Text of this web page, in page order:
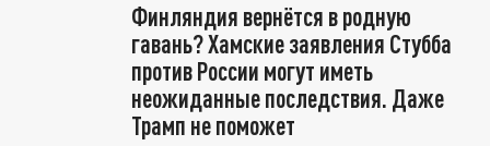
Финляндия вернётся в родную
гавань? Хамские заявления Стубба
против России могут иметь
неожиданные последствия. Даже
Трамп не поможет